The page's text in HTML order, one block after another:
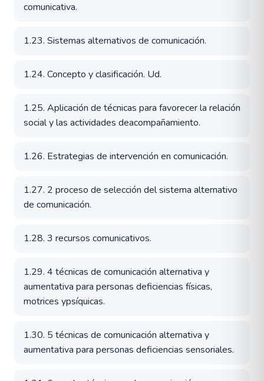
comunicativa.
1.23. Sistemas alternativos de comunicación.
1.24. Concepto y clasificación. Ud.
1.25. Aplicación de técnicas para favorecer la relación
social y las actividades deacompañamiento.
1.26. Estrategias de intervención en comunicación.
1.27. 2 proceso de selección del sistema alternativo
de comunicación.
1.28. 3 recursos comunicativos.
1.29. 4 técnicas de comunicación alternativa y
aumentativa para personas deficiencias físicas,
motrices ypsíquicas.
1.30. 5 técnicas de comunicación alternativa y
aumentativa para personas deficiencias sensoriales.